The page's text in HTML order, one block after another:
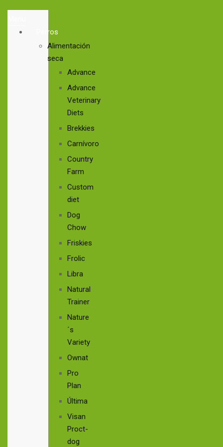
Perros
Alimentación
seca
Advance
Advance
Veterinary
Diets
Brekkies
Carnívoro
Country
Farm
Custom
diet
Dog
Chow
Friskies
Frolic
Libra
Natural
Trainer
Nature
´s
Variety
Ownat
Pro
Plan
Última
Visan
Proct-
dog